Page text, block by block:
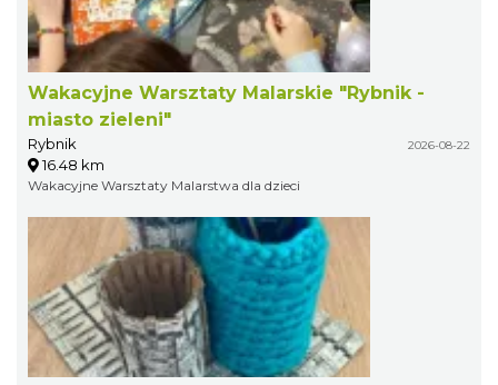
Wakacyjne Warsztaty Malarskie "Rybnik -
miasto zieleni"
Rybnik 2026-08-22
16.48 km
Wakacyjne Warsztaty Malarstwa dla dzieci